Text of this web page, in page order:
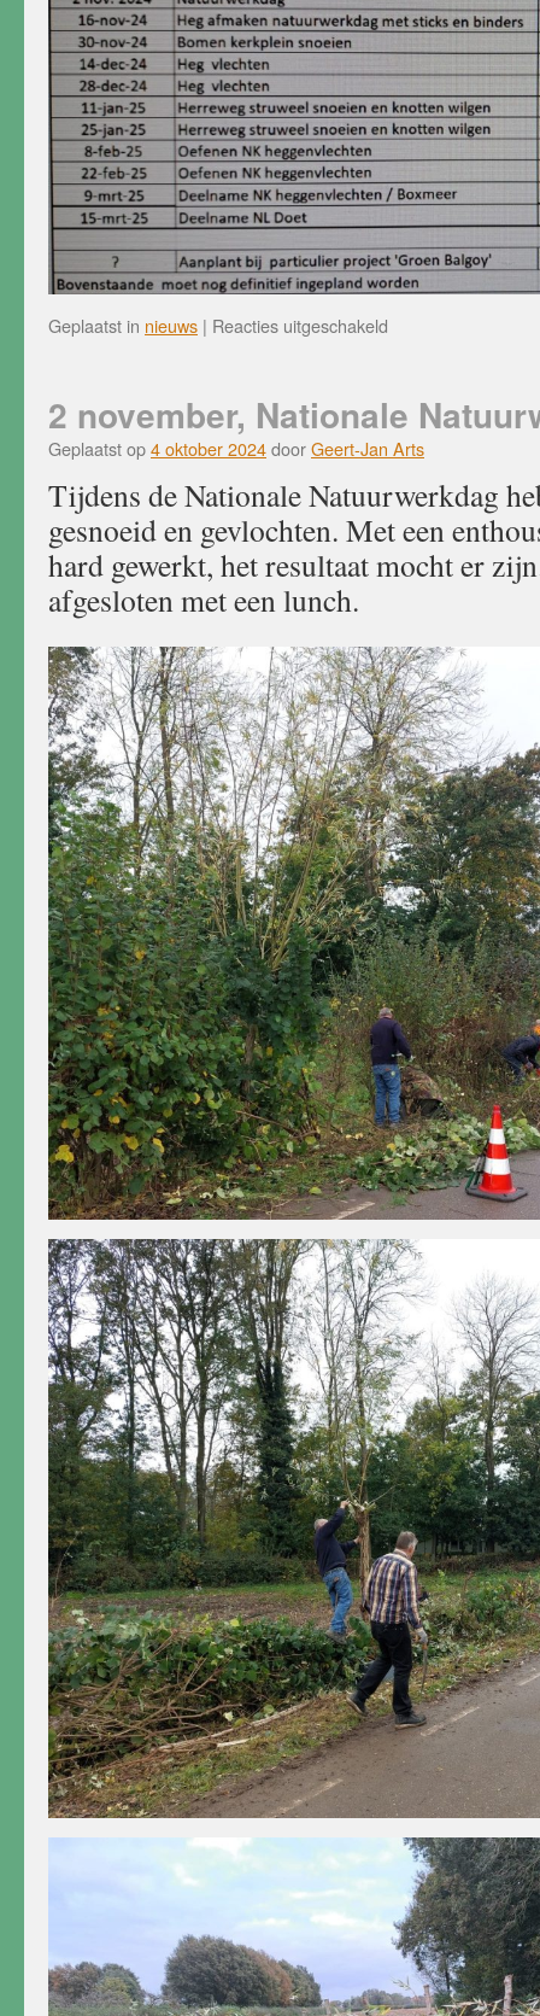
Geplaatst in nieuws | Reacties uitgeschakeld
2025
2 november, Nationale
Geplaatst op4 oktober 2024doorGeert-Jan Arts
Tijdens de Nationale Natuurwerkdag
gesnoeid en gevlochten. Met een
hard gewerkt, het resultaat mocht er
afgesloten met een lunch.